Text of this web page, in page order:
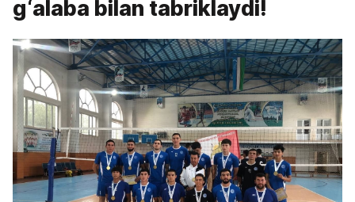
g‘alaba bilan tabriklaydi!